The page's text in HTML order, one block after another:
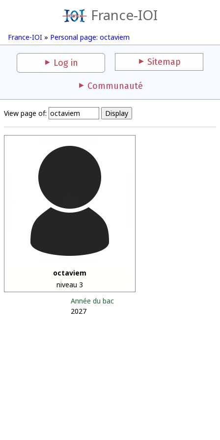
France-IOI
France-IOI » Personal page: octaviem
Log in Sitemap
Communauté
View page of:
octaviem
niveau 3
Année du bac
2027